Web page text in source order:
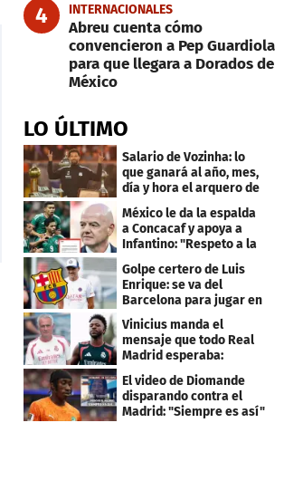
4 INTERNACIONALES
Abreu cuenta cómo
convencieron a Pep Guardiola
para que llegara a Dorados de
México
LO ÚLTIMO
Salario de Vozinha: lo
que ganará al año, mes,
día y hora el arquero de
Cabo Verde
México le da la espalda
a Concacaf y apoya a
Infantino: "Respeto a la
gobernanza"
Golpe certero de Luis
Enrique: se va del
Barcelona para jugar en
el PSG
Vinicius manda el
mensaje que todo Real
Madrid esperaba:
"Mourinho..."
El video de Diomande
disparando contra el
Madrid: "Siempre es así"